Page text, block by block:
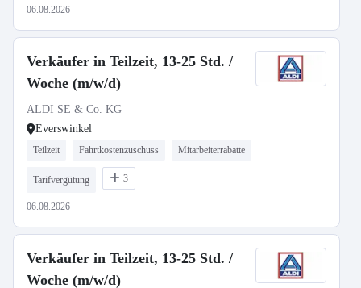
06.08.2026
Verkäufer in Teilzeit, 13-25 Std. /
Woche (m/w/d)
ALDI SE & Co. KG
Everswinkel
Teilzeit Fahrtkostenzuschuss Mitarbeiterrabatte
Tarifvergütung 3
06.08.2026
Verkäufer in Teilzeit, 13-25 Std. /
Woche (m/w/d)